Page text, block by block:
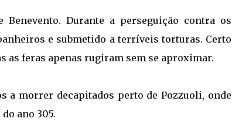
Durante a perseguição contra os
e submetido a terríveis torturas. Certo
as feras apenas rugiram sem se aproximar.
a morrer decapitados perto de Pozzuoli, onde
ano 305.